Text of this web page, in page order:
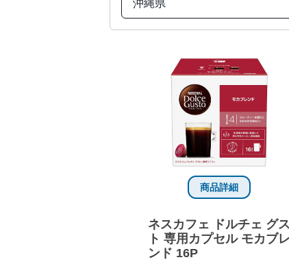
沖縄県
商品詳細
ネスカフェ ドルチェ グス
ト 専用カプセル モカブレ
ンド 16P